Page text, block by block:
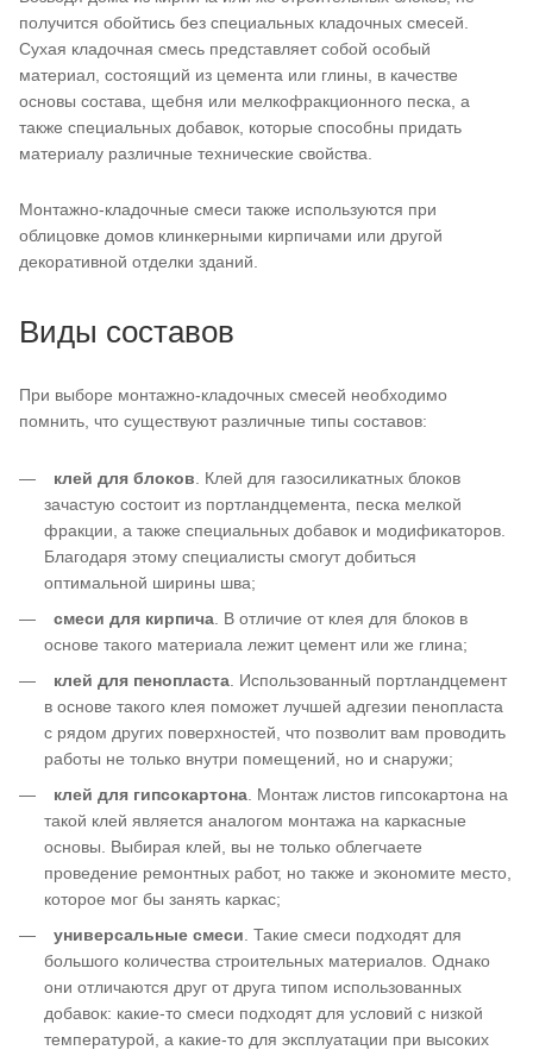
получится обойтись без специальных кладочных смесей.
Сухая кладочная смесь представляет собой особый
материал, состоящий из цемента или глины, в качестве
основы состава, щебня или мелкофракционного песка, а
также специальных добавок, которые способны придать
материалу различные технические свойства.
Монтажно-кладочные смеси также используются при
облицовке домов клинкерными кирпичами или другой
декоративной отделки зданий.
Виды составов
При выборе монтажно-кладочных смесей необходимо
помнить, что существуют различные типы составов:
клей для блоков . Клей для газосиликатных блоков
зачастую состоит из портландцемента, песка мелкой
фракции, а также специальных добавок и модификаторов.
Благодаря этому специалисты смогут добиться
оптимальной ширины шва;
смеси для кирпича . В отличие от клея для блоков в
основе такого материала лежит цемент или же глина;
клей для пенопласта . Использованный портландцемент
в основе такого клея поможет лучшей адгезии пенопласта
с рядом других поверхностей, что позволит вам проводить
работы не только внутри помещений, но и снаружи;
клей для гипсокартона . Монтаж листов гипсокартона на
такой клей является аналогом монтажа на каркасные
основы. Выбирая клей, вы не только облегчаете
проведение ремонтных работ, но также и экономите место,
которое мог бы занять каркас;
универсальные смеси . Такие смеси подходят для
большого количества строительных материалов. Однако
они отличаются друг от друга типом использованных
добавок: какие-то смеси подходят для условий с низкой
температурой, а какие-то для эксплуатации при высоких